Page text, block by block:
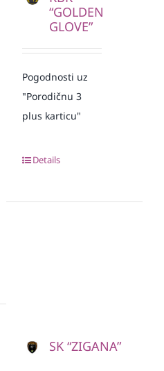
“GOLDEN
GLOVE”
Pogodnosti uz
"Porodičnu 3
plus karticu"
Details
SK “ZIGANA”